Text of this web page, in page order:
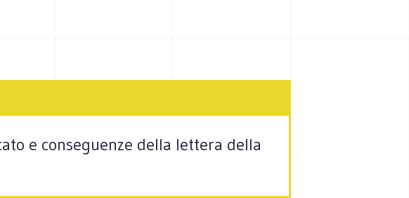
e conseguenze della lettera della